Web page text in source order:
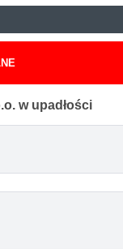
w upadłości